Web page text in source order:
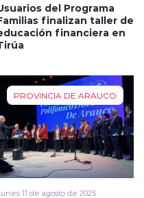
del Programa
finalizan taller de
financiera en
PROVINCIA DE ARAUCO
11 de agosto de 2025